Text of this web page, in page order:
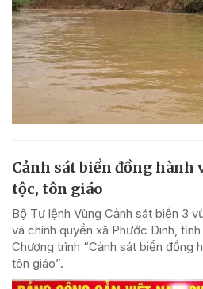
Cảnh sát biển đồng hành
tộc, tôn giáo
Bộ Tư lệnh Vùng Cảnh sát biển 3
và chính quyền xã Phước Dinh,
Chương trình “Cảnh sát biển đồng
tôn giáo”.